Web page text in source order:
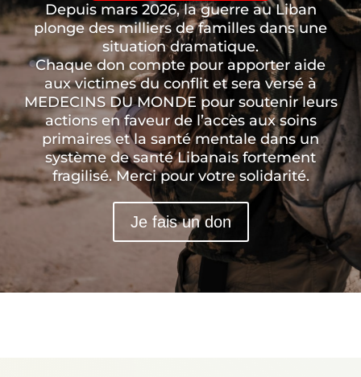
Depuis mars 2026, la guerre au Liban
plonge des milliers de familles dans une
situation dramatique.
Chaque don compte pour apporter aide
aux victimes du conflit et sera versé à
MEDECINS DU MONDE pour soutenir leurs
actions en faveur de l’accès aux soins
primaires et la santé mentale dans un
système de santé Libanais fortement
fragilisé. Merci pour votre solidarité.
Je fais un don